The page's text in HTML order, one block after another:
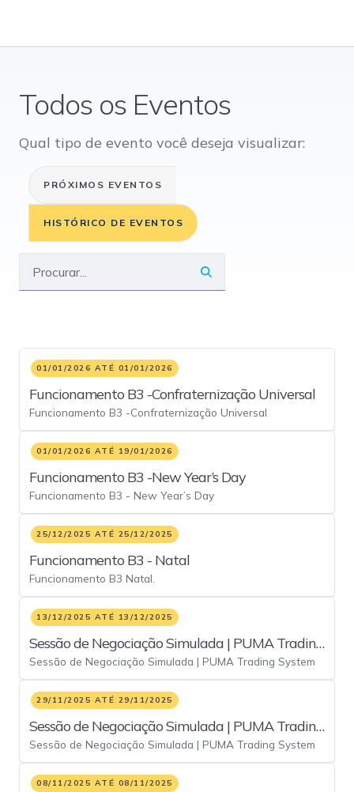
Todos os Eventos
Qual tipo de evento você deseja visualizar:
PRÓXIMOS EVENTOS
HISTÓRICO DE EVENTOS
01/01/2026 ATÉ 01/01/2026
Funcionamento B3 -Confraternização Universal
Funcionamento B3 -Confraternização Universal
01/01/2026 ATÉ 19/01/2026
Funcionamento B3 -New Year’s Day
Funcionamento B3 - New Year’s Day
25/12/2025 ATÉ 25/12/2025
Funcionamento B3 - Natal
Funcionamento B3 Natal.
13/12/2025 ATÉ 13/12/2025
Sessão de Negociação Simulada | PUMA Trading
System - 13/dez
Sessão de Negociação Simulada | PUMA Trading System
29/11/2025 ATÉ 29/11/2025
Sessão de Negociação Simulada | PUMA Trading
System - 29/nov
Sessão de Negociação Simulada | PUMA Trading System
08/11/2025 ATÉ 08/11/2025